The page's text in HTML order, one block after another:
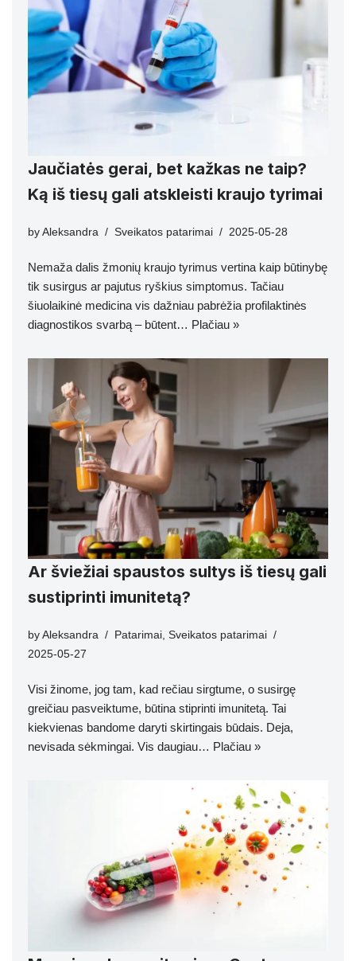
Jaučiatės gerai, bet kažkas ne taip?
Ką iš tiesų gali atskleisti kraujo tyrimai
by Aleksandra Sveikatos patarimai 2025-05-28
Nemaža dalis žmonių kraujo tyrimus vertina kaip būtinybę
tik susirgus ar pajutus ryškius simptomus. Tačiau
šiuolaikinė medicina vis dažniau pabrėžia profilaktinės
diagnostikos svarbą – būtent… Plačiau »
Ar šviežiai spaustos sultys iš tiesų gali
sustiprinti imunitetą?
by Aleksandra Patarimai Sveikatos patarimai
2025-05-27
Visi žinome, jog tam, kad rečiau sirgtume, o susirgę
greičiau pasveiktume, būtina stiprinti imunitetą. Tai
kiekvienas bandome daryti skirtingais būdais. Deja,
nevisada sėkmingai. Vis daugiau… Plačiau »